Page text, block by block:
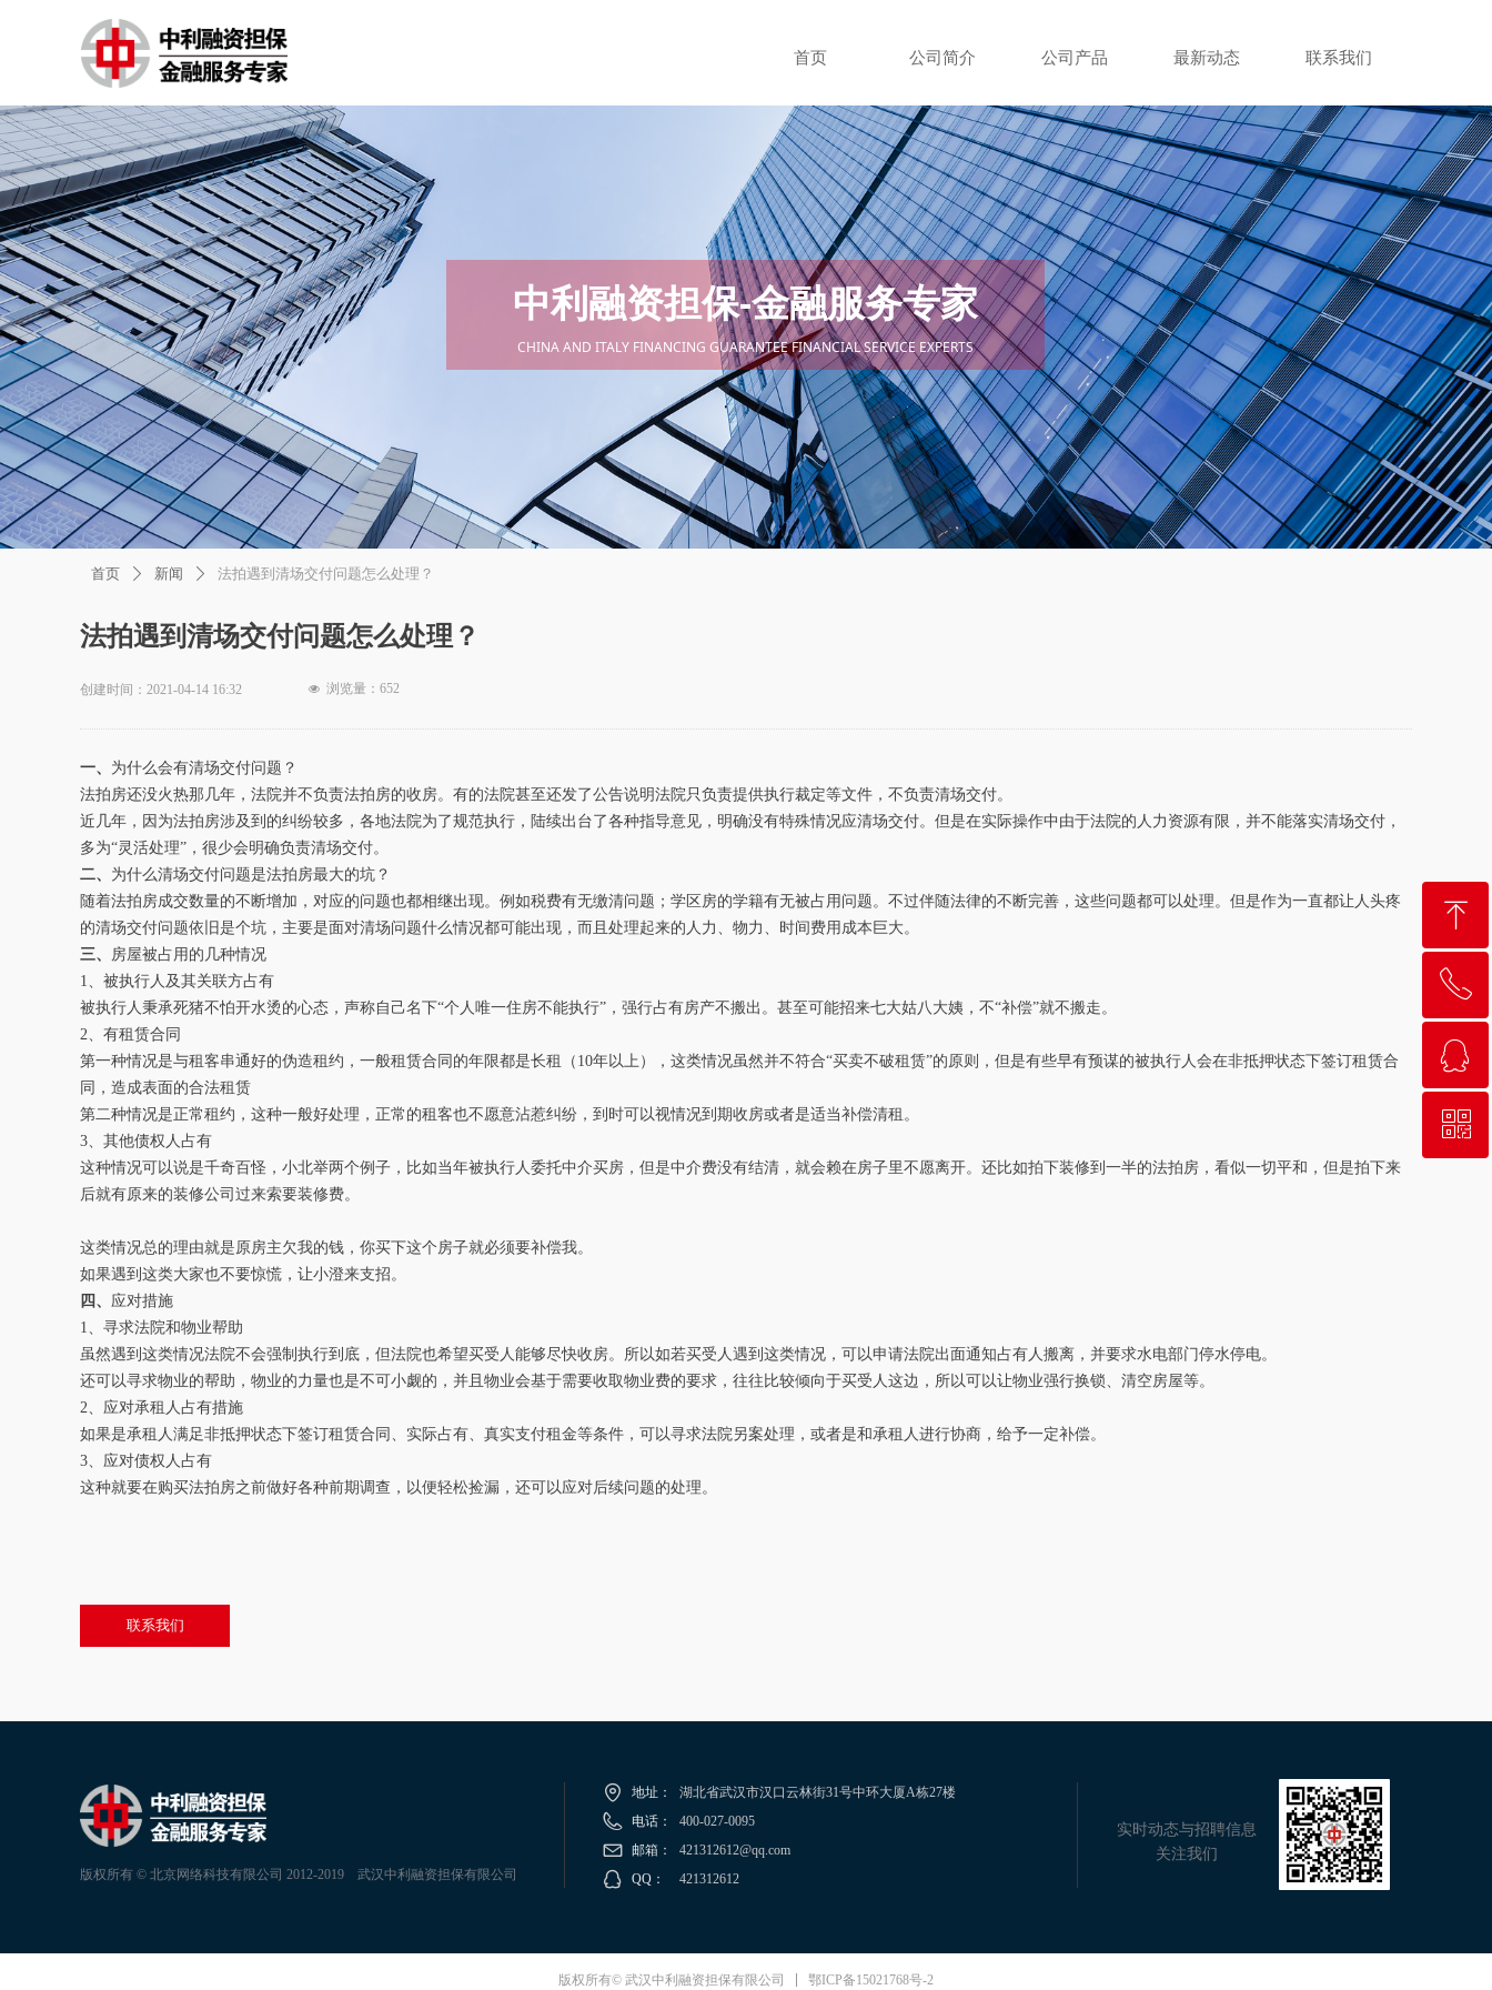
首页 公司简介 公司产品 最新动态 联系我们
中利融资担保-金融服务专家
CHINA AND ITALY FINANCING GUARANTEE FINANCIAL SERVICE EXPERTS
创建时间： 2021-04-14 16:32
法拍遇到清场交付问题怎么处理？
넶 浏览量： 652
一、 为什么会有清场交付问题？
法拍房还没火热那几年，法院并不负责法拍房的收房。有的法院甚至还发了公告说明法院只负责提供执行裁定等文件，不负责清场交付。
近几年，因为法拍房涉及到的纠纷较多，各地法院为了规范执行，陆续出台了各种指导意见，明确没有特殊情况应清场交付。但是在实际操作中由于法院的人力资源有限，并不能落实清场交付，
多为“灵活处理”，很少会明确负责清场交付。
二、 为什么清场交付问题是法拍房最大的坑？
随着法拍房成交数量的不断增加，对应的问题也都相继出现。例如税费有无缴清问题；学区房的学籍有无被占用问题。不过伴随法律的不断完善，这些问题都可以处理。但是作为一直都让人头疼
的清场交付问题依旧是个坑，主要是面对清场问题什么情况都可能出现，而且处理起来的人力、物力、时间费用成本巨大。
三、 房屋被占用的几种情况
1、被执行人及其关联方占有
被执行人秉承死猪不怕开水烫的心态，声称自己名下“个人唯一住房不能执行”，强行占有房产不搬出。甚至可能招来七大姑八大姨，不“补偿”就不搬走。
2、有租赁合同
第一种情况是与租客串通好的伪造租约，一般租赁合同的年限都是长租（10年以上），这类情况虽然并不符合“买卖不破租赁”的原则，但是有些早有预谋的被执行人会在非抵押状态下签订租赁合
同，造成表面的合法租赁
第二种情况是正常租约，这种一般好处理，正常的租客也不愿意沾惹纠纷，到时可以视情况到期收房或者是适当补偿清租。
3、其他债权人占有
这种情况可以说是千奇百怪，小北举两个例子，比如当年被执行人委托中介买房，但是中介费没有结清，就会赖在房子里不愿离开。还比如拍下装修到一半的法拍房，看似一切平和，但是拍下来
后就有原来的装修公司过来索要装修费。
这类情况总的理由就是原房主欠我的钱，你买下这个房子就必须要补偿我。
如果遇到这类大家也不要惊慌，让小澄来支招。
四、 应对措施
1、寻求法院和物业帮助
虽然遇到这类情况法院不会强制执行到底，但法院也希望买受人能够尽快收房。所以如若买受人遇到这类情况，可以申请法院出面通知占有人搬离，并要求水电部门停水停电。
还可以寻求物业的帮助，物业的力量也是不可小觑的，并且物业会基于需要收取物业费的要求，往往比较倾向于买受人这边，所以可以让物业强行换锁、清空房屋等。
2、应对承租人占有措施
如果是承租人满足非抵押状态下签订租赁合同、实际占有、真实支付租金等条件，可以寻求法院另案处理，或者是和承租人进行协商，给予一定补偿。
3、应对债权人占有
这种就要在购买法拍房之前做好各种前期调查，以便轻松捡漏，还可以应对后续问题的处理。
联系我们
首页 ꄲ 新闻 ꄲ 法拍遇到清场交付问题怎么处理？
地址：
湖北省武汉市汉口云林街31号中环大厦A栋27楼
电话：
400-027-0095
邮箱：
421312612@qq.com
QQ：
421312612
版权所有 © 北京网络科技有限公司 2012-2019 武汉中利融资担保有限公司
实时动态与招聘信息
关注我们
版权所有© 武汉中利融资担保有限公司 鄂ICP备15021768号-2
ꁸ
回到顶部
ꂅ
400-027-0095
ꁗ
QQ客服
ꀥ